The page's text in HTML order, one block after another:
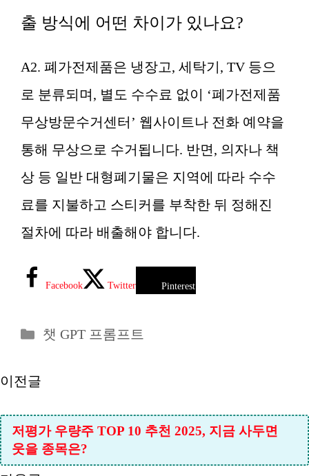
출 방식에 어떤 차이가 있나요?
A2. 폐가전제품은 냉장고, 세탁기, TV 등으
로 분류되며, 별도 수수료 없이 ‘폐가전제품
무상방문수거센터’ 웹사이트나 전화 예약을
통해 무상으로 수거됩니다. 반면, 의자나 책
상 등 일반 대형폐기물은 지역에 따라 수수
료를 지불하고 스티커를 부착한 뒤 정해진
절차에 따라 배출해야 합니다.
Facebook Twitter Pinterest
카
챗 GPT 프롬프트
이전글
저평가 우량주 TOP 10 추천 2025, 지금 사두면
웃을 종목은?